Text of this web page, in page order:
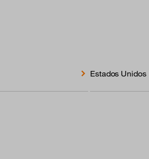
Estados Unidos